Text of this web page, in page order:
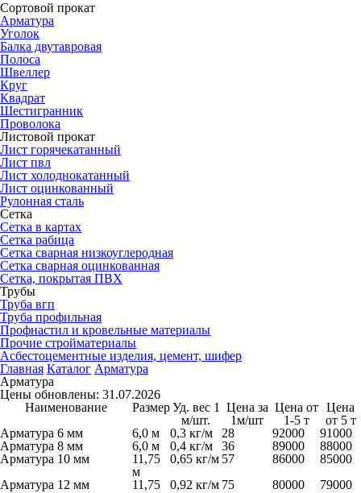
Сортовой прокат
Арматура
Уголок
Балка двутавровая
Полоса
Швеллер
Круг
Квадрат
Шестигранник
Проволока
Листовой прокат
Лист горячекатанный
Лист пвл
Лист холоднокатанный
Лист оцинкованный
Рулонная сталь
Сетка
Сетка в картах
Сетка рабица
Сетка сварная низкоуглеродная
Сетка сварная оцинкованная
Сетка, покрытая ПВХ
Трубы
Труба вгп
Труба профильная
Профнастил и кровельные материалы
Прочие стройматериалы
Асбестоцементные изделия, цемент, шифер
Главная Каталог Арматура
Арматура
Цены обновлены: 31.07.2026
Наименование
РазмерУд. вес 1
м/шт.
Цена за
1м/шт
Цена от
1-5 т
Цена
от 5 т
Арматура 6 мм
6,0 м 0,3 кг/м 28 92000
91000
Арматура 8 мм
6,0 м 0,4 кг/м 36 89000
88000
Арматура 10 мм
11,75
м
0,65 кг/м 57 86000
85000
Арматура 12 мм
11,75
0,92 кг/м 75 80000
79000